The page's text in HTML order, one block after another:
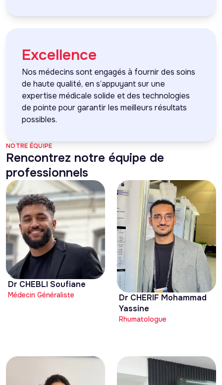
Excellence
Nos médecins sont engagés à fournir des soins
de haute qualité, en s’appuyant sur une
expertise médicale solide et des technologies
de pointe pour garantir les meilleurs résultats
possibles.
NOTRE ÉQUIPE
Rencontrez notre équipe de
professionnels
Dr CHEBLI Soufiane
Médecin Généraliste
Dr CHERIF Mohammad
Yassine
Rhumatologue